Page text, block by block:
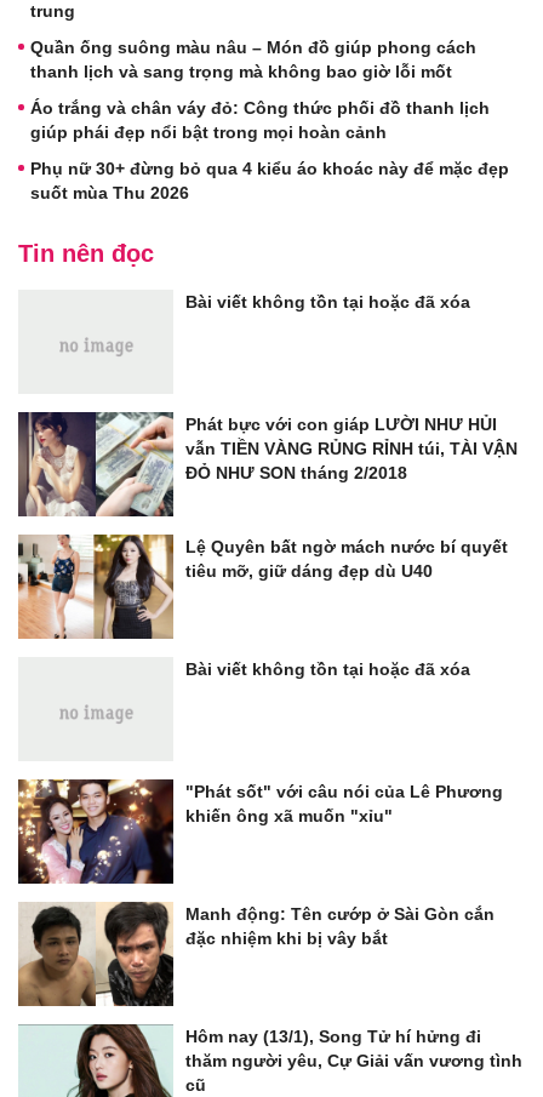
trung
Quần ống suông màu nâu – Món đồ giúp phong cách
thanh lịch và sang trọng mà không bao giờ lỗi mốt
Áo trắng và chân váy đỏ: Công thức phối đồ thanh lịch
giúp phái đẹp nổi bật trong mọi hoàn cảnh
Phụ nữ 30+ đừng bỏ qua 4 kiểu áo khoác này để mặc đẹp
suốt mùa Thu 2026
Tin nên đọc
Bài viết không tồn tại hoặc đã xóa
Phát bực với con giáp LƯỜI NHƯ HỦI
vẫn TIỀN VÀNG RỦNG RỈNH túi, TÀI VẬN
ĐỎ NHƯ SON tháng 2/2018
Lệ Quyên bất ngờ mách nước bí quyết
tiêu mỡ, giữ dáng đẹp dù U40
Bài viết không tồn tại hoặc đã xóa
"Phát sốt" với câu nói của Lê Phương
khiến ông xã muốn "xỉu"
Manh động: Tên cướp ở Sài Gòn cắn
đặc nhiệm khi bị vây bắt
Hôm nay (13/1), Song Tử hí hửng đi
thăm người yêu, Cự Giải vấn vương tình
cũ